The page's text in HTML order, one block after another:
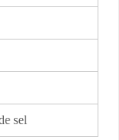
sel